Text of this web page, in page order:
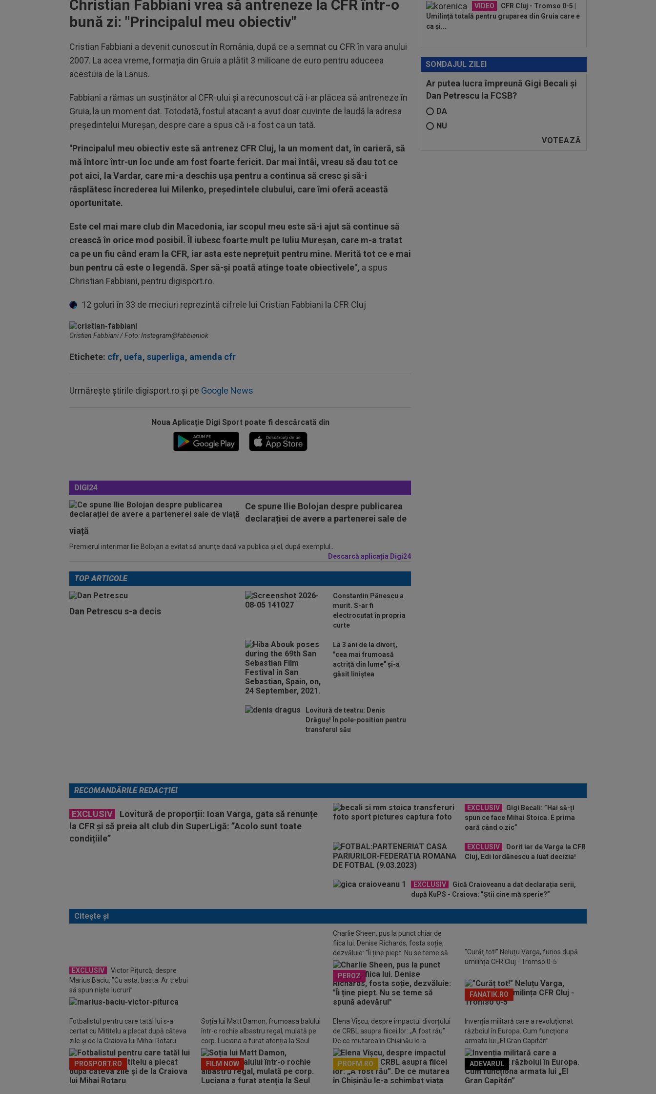
Christian Fabbiani vrea să antreneze la CFR într-o
bună zi: "Principalul meu obiectiv"
Cristian Fabbiani a devenit cunoscut în România, după ce a semnat cu CFR în vara anului
2007. La acea vreme, formația din Gruia a plătit 3 milioane de euro pentru aduceea
acestuia de la Lanus.
Fabbiani a rămas un susținător al CFR-ului și a recunoscut că i-ar plăcea să antreneze în
Gruia, la un moment dat. Totodată, fostul atacant a avut doar cuvinte de laudă la adresa
președintelui Mureșan, despre care a spus că i-a fost ca un tată.
"Principalul meu obiectiv este să antrenez CFR Cluj, la un moment dat, în carieră, să
mă întorc într-un loc unde am fost foarte fericit. Dar mai întâi, vreau să dau tot ce
pot aici, la Vardar, care mi-a deschis ușa pentru a continua să cresc și să-i
răsplătesc încrederea lui Milenko, președintele clubului, care îmi oferă această
oportunitate.
Este cel mai mare club din Macedonia, iar scopul meu este să-i ajut să continue să
crească în orice mod posibil. Îl iubesc foarte mult pe Iuliu Mureșan, care m-a tratat
ca pe un fiu când eram la CFR, iar asta este neprețuit pentru mine. Merită tot ce e mai
bun pentru că este o legendă. Sper să-și poată atinge toate obiectivele", a spus
Christian Fabbiani, pentru digisport.ro.
12 goluri în 33 de meciuri reprezintă cifrele lui Cristian Fabbiani la CFR Cluj
Cristian Fabbiani / Foto: Instagram@fabbianiok
Etichete: cfr, uefa, superliga, amenda cfr
Urmărește știrile digisport.ro și pe Google News
Noua Aplicaţie Digi Sport poate fi descărcată din
DIGI24
Ce spune Ilie Bolojan despre publicarea
declarației de avere a partenerei sale de
viață
Premierul interimar Ilie Bolojan a evitat să anunţe dacă va publica şi el, după exemplul...
Descarcă aplicația Digi24
VIDEO
CFR Cluj - Tromso 0-5 |
Umilință totală pentru gruparea din Gruia care e
ca și...
SONDAJUL ZILEI
Ar putea lucra împreună Gigi Becali și
Dan Petrescu la FCSB?
DA
NU
TOP ARTICOLE
Dan Petrescu s-a decis
Constantin Pănescu a
murit. S-ar fi
electrocutat în propria
curte
La 3 ani de la divorț,
"cea mai frumoasă
actriță din lume" și-a
găsit liniștea
Lovitură de teatru: Denis
Drăguș! În pole-position pentru
transferul său
RECOMANDĂRILE REDACȚIEI
EXCLUSIV
Lovitură de proporții: Ioan Varga, gata să renunțe
la CFR și să preia alt club din SuperLigă: ”Acolo sunt toate
condițiile”
EXCLUSIV
Gigi Becali: ”Hai să-ți
spun ce face Mihai Stoica. E prima
oară când o zic”
EXCLUSIV
Dorit iar de Varga la CFR
Cluj, Edi Iordănescu a luat decizia!
EXCLUSIV
Gică Craioveanu a dat declarația serii,
după KuPS - Craiova: ”Știi cine mă sperie?”
Citește și
EXCLUSIV
Victor Pițurcă, despre
Marius Baciu: ”Cu asta, basta. Ar trebui
să spun niște lucruri”
Charlie Sheen, pus la punct chiar de
fiica lui. Denise Richards, fosta soție,
dezvăluie: "Îi ține piept. Nu se teme să
spună adevărul"
PEROZ
"Curăț tot!" Neluțu Varga, furios după
umilința CFR Cluj - Tromso 0-5
FANATIK.RO
Fotbalistul pentru care tatăl lui s-a
certat cu Mititelu a plecat după câteva
zile și de la Craiova lui Mihai Rotaru
PROSPORT.RO
Soția lui Matt Damon, frumoasa balului
într-o rochie albastru regal, mulată pe
corp. Luciana a furat atenția la Seul
FILM NOW
Elena Vîșcu, despre impactul divorțului
de CRBL asupra fiicei lor: „A fost rău”.
De ce mutarea în Chișinău le-a
schimbat viața
PROFM.RO
Invenția militară care a revoluționat
războiul în Europa. Cum funcționa
armata lui „El Gran Capitán”
ADEVARUL